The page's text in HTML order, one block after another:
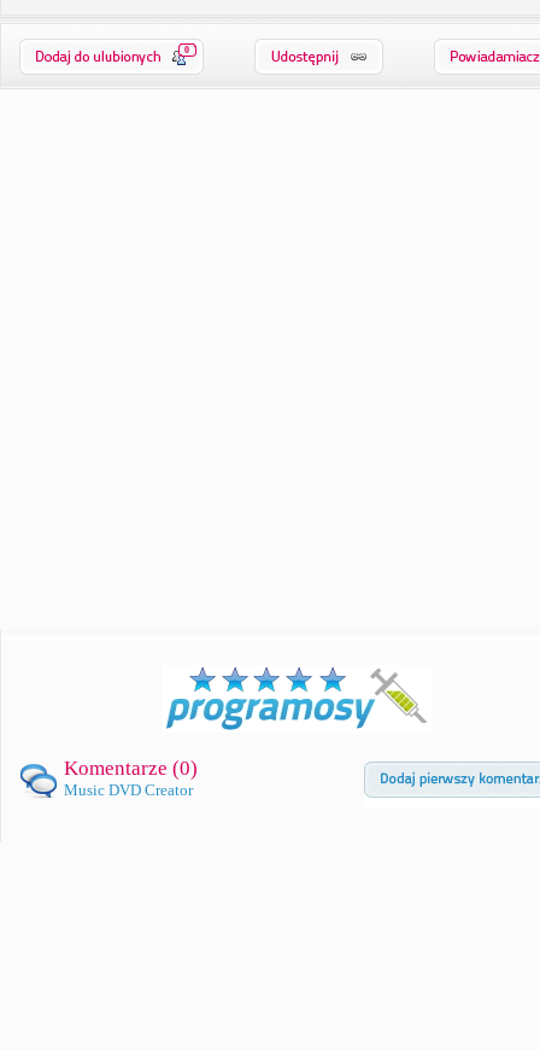
0
Komentarze (0)
Music DVD Creator